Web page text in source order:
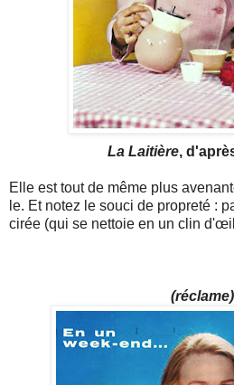
La Laitière,
Elle est tout de même plus
le. Et notez le souci de propreté :
cirée (qui se nettoie en un clin
(réclame)